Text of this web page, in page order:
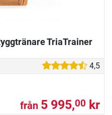
TriaTrainer
4,5
från 5 995,00 kr